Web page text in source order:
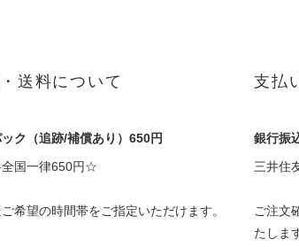
送料について
ク（追跡/補償あり）650円
国一律650円☆
希望の時間帯をご指定いただけます。
支払
銀行振
三井住
ご注文
たしま